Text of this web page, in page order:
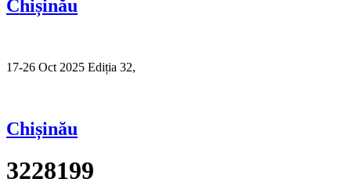
Chișinău
17-26 Oct 2025 Ediția 32,
Chișinău
3228199